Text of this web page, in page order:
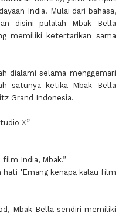
India. Mulai dari bahasa,
disini pulalah Mbak Bella
memiliki ketertarikan sama
dialami selama menggemari
satunya ketika Mbak Bella
Grand Indonesia.
X”
India, Mbak.”
hati 'Emang kenapa kalau film
Mbak Bella sendiri memiliki